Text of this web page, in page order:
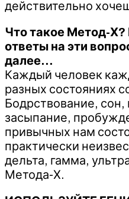
действительно
Что такое Метод-
ответы на эти
далее…
Каждый человек
разных состояниях
Бодрствование,
засыпание,
привычных нам
практически
дельта, гамма,
Метода-Х.